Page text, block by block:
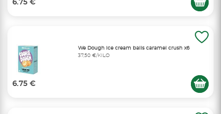
6.75 €
We Dough ice cream balls caramel crush x6
37,50 €/KILO
6.75 €